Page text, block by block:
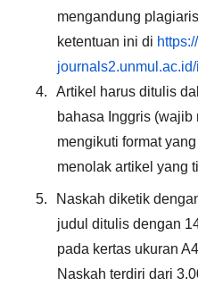
mengandung
ketentuan ini di
4.
Artikel harus ditulis
bahasa Inggris
mengikuti format
menolak artikel yang
5.
Naskah diketik
judul ditulis dengan
pada kertas ukuran
Naskah terdiri dari